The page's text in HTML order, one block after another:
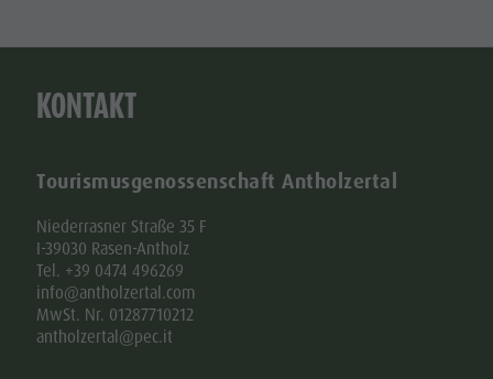
KONTAKT
Tourismusgenossenschaft Antholzertal
Niederrasner Straße 35 F
I-39030 Rasen-Antholz
Tel. +39 0474 496269
info@antholzertal.com
MwSt. Nr. 01287710212
antholzertal@pec.it